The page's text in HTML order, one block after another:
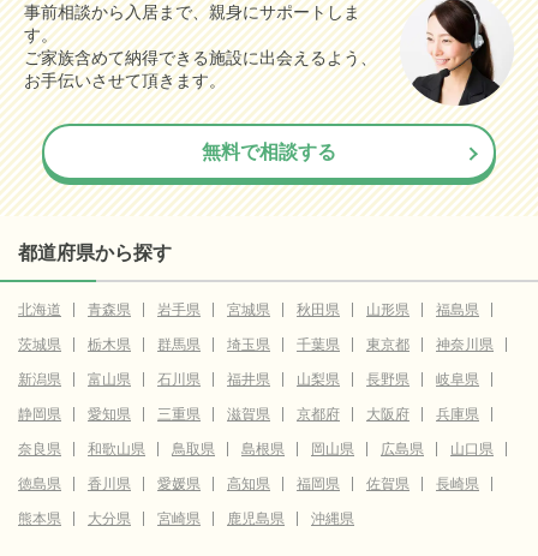
事前相談から入居まで、親身にサポートしま
す。
ご家族含めて納得できる施設に出会えるよう、
お手伝いさせて頂きます。
無料で相談する
都道府県から探す
北海道 青森県 岩手県 宮城県 秋田県 山形県
福島県
茨城県
栃木県 群馬県 埼玉県 千葉県 東京都
神奈川県
新潟県
富山県 石川県 福井県 山梨県 長野県
岐阜県
静岡県
愛知県 三重県 滋賀県 京都府 大阪府
兵庫県
奈良県
和歌山県 鳥取県 島根県 岡山県 広島県
山口県
徳島県
香川県 愛媛県 高知県 福岡県 佐賀県
長崎県
熊本県
大分県 宮崎県 鹿児島県 沖縄県